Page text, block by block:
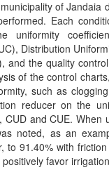
of Jandaia
Each
uniformity
Distribution
and the quality
of the control
such as
reducer on the
and CUE. When
noted, as an
to 91.40% with
favor